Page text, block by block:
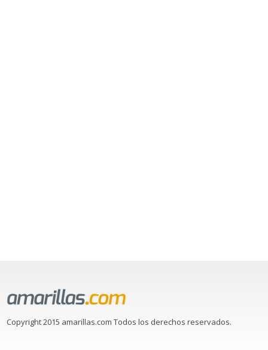
Copyright 2015 amarillas.com Todos los derechos reservados.